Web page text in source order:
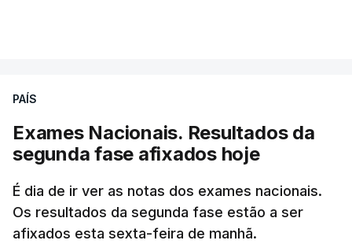
anos, exceto nos anos da pandemia de Covid-19,
excecionais para a conclusão do ensino
secundário e para a utilização de exames
nacionais como provas de ingresso", refere o
Ministério da Educação, Ciência e Inovação (MECI)
em comunicado.
PAÍS
Exames Nacionais. Resultados da
segunda fase afixados hoje
É dia de ir ver as notas dos exames nacionais.
Os resultados da segunda fase estão a ser
afixados esta sexta-feira de manhã.